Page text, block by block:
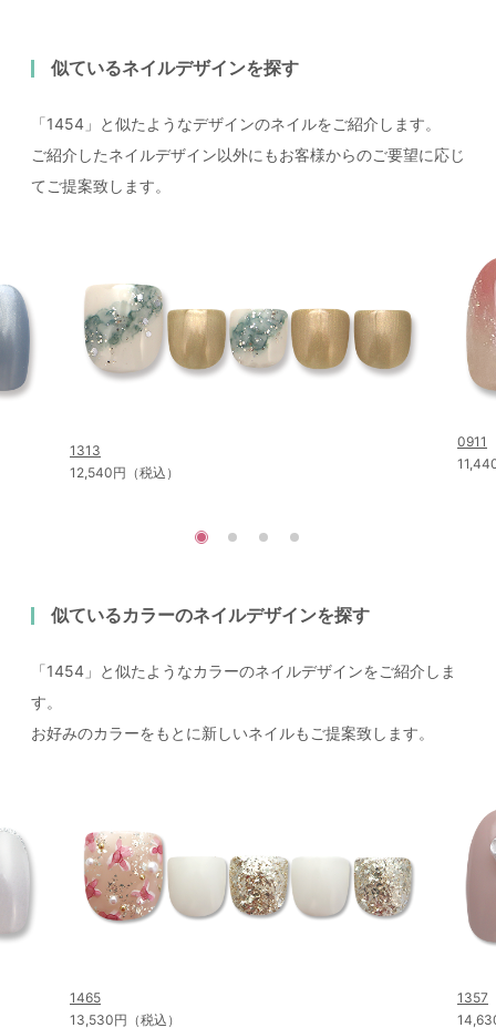
似ているネイルデザインを探す
「1454」と似たようなデザインのネイルをご紹介します。
ご紹介したネイルデザイン以外にもお客様からのご要望に応じ
てご提案致します。
1313
12,540円（税込）
0911
似ているカラーのネイルデザインを探す
「1454」と似たようなカラーのネイルデザインをご紹介しま
す。
お好みのカラーをもとに新しいネイルもご提案致します。
1465
13,530円（税込）
1357